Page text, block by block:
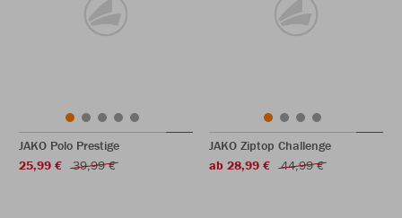
JAKO Polo Prestige
25,99 €
39,99 €
JAKO Ziptop Challenge
ab 28,99 €
44,99 €